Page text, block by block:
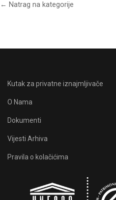
← Natrag na kategorije
Kutak za privatne iznajmljivače
O Nama
Dokumenti
Vijesti Arhiva
Pravila o kolačićima